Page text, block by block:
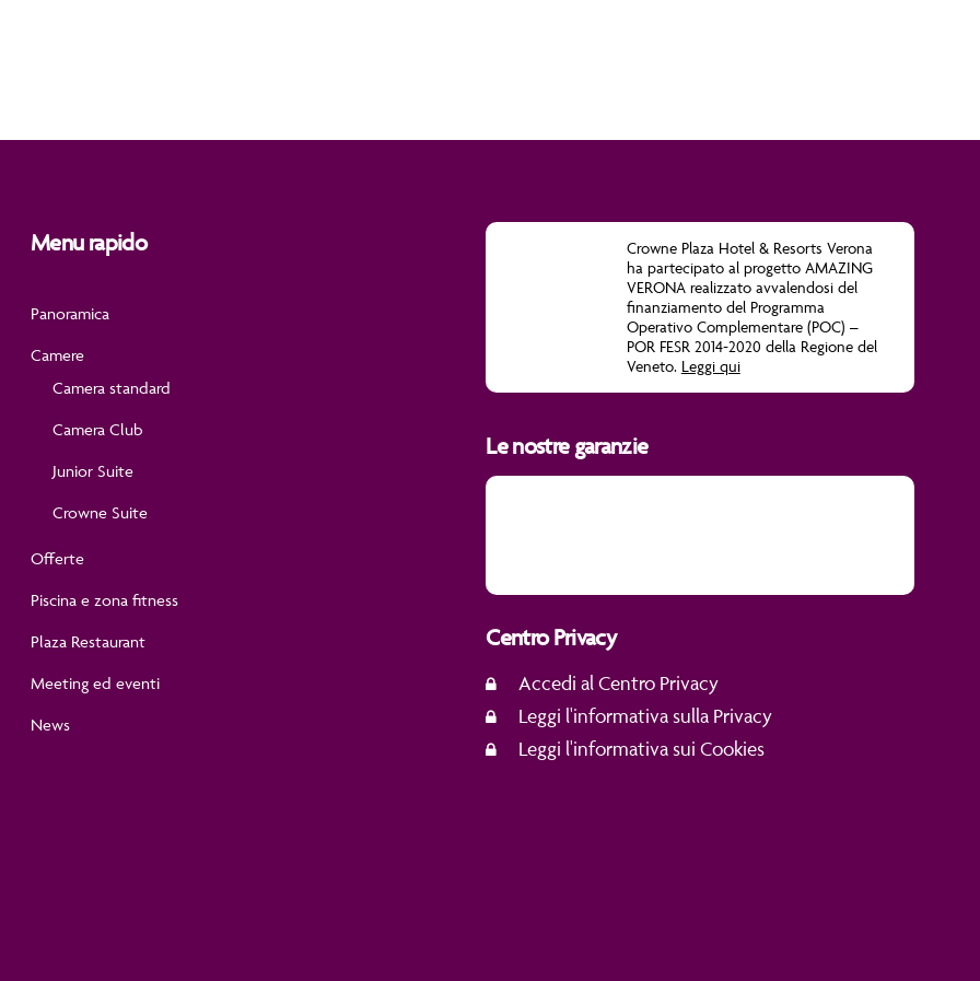
Menu rapido
Panoramica
Camere
Camera standard
Camera Club
Junior Suite
Crowne Suite
Offerte
Piscina e zona fitness
Plaza Restaurant
Meeting ed eventi
News
Crowne Plaza Hotel & Resorts Verona
ha partecipato al progetto AMAZING
VERONArealizzato avvalendosi del
finanziamento del Programma
Operativo Complementare (POC) –
POR FESR 2014-2020 della Regione del
Veneto. Leggi qui
Le nostre garanzie
Centro Privacy
Accedi al Centro Privacy
Leggi l'informativa sulla Privacy
Leggi l'informativa sui Cookies
midnight.